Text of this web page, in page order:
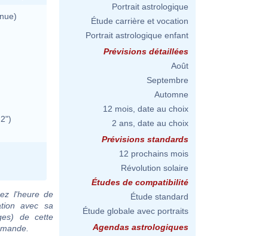
l'heure de
avec sa
de cette
Portrait astrologique
Étude carrière et vocation
Portrait astrologique enfant
Prévisions détaillées
Août
Septembre
Automne
12 mois, date au choix
2 ans, date au choix
Prévisions standards
12 prochains mois
Révolution solaire
Études de compatibilité
Étude standard
Étude globale avec portraits
Agendas astrologiques